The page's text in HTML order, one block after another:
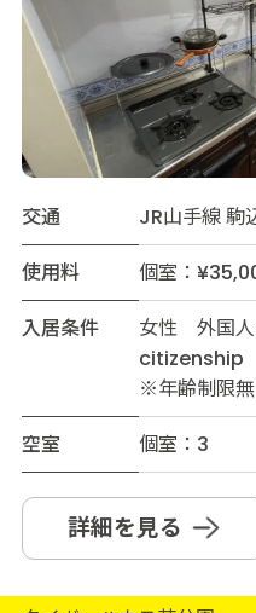
交通
JR山手線 駒
使用料
個室：
入居条件
女性 外国
citizenship
※年齢制限
空室
個室：3
詳細を見る